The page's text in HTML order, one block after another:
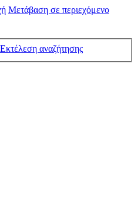
Μετάβαση σε περιεχόμενο
Εκτέλεση αναζήτησης